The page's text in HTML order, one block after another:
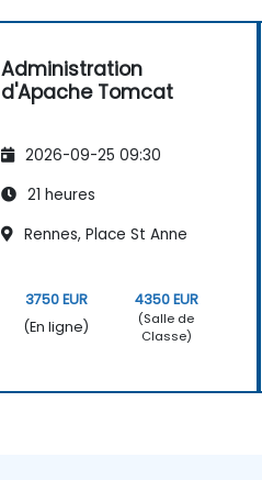
Administration
d'Apache Tomcat
2026-09-25 09:30
21 heures
Rennes, Place St Anne
3750 EUR
(En ligne)
4350 EUR
(Salle de
Classe)